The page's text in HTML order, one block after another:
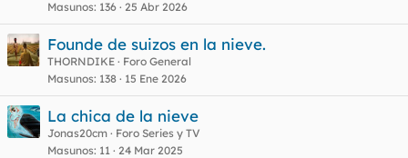
Masunos 136 25 Abr 2026
Founde de suizos en la nieve.
THORNDIKE
Foro General
Masunos 138 15 Ene 2026
La chica de la nieve
Jonas20cm
Foro Series y TV
Masunos 11 24 Mar 2025